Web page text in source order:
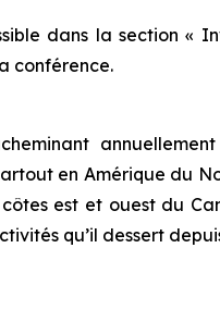
dans la section «
conférence.
en Amérique du
est et ouest du
qu’il dessert